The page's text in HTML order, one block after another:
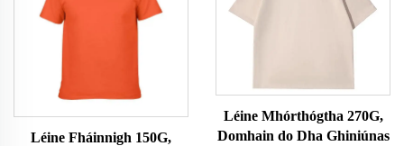
Léine Fháinnigh 150G,
Léine Mhórthógtha 270G,
Domhain do Dha Ghiniúnas